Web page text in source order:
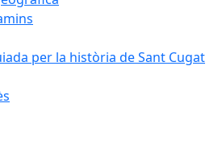
per la història de Sant Cugat